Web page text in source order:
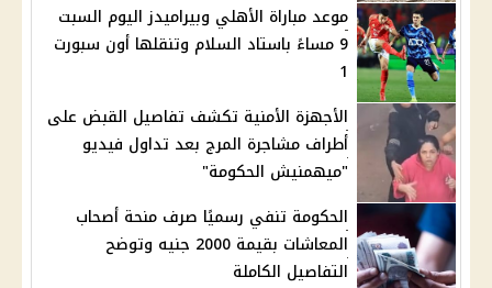
موعد مباراة الأهلي وبيراميدز اليوم السبت
9 مساءً باستاد السلام وتنقلها أون سبورت
1
الأجهزة الأمنية تكشف تفاصيل القبض على
أطراف مشاجرة المرج بعد تداول فيديو
"ميهمنيش الحكومة"
الحكومة تنفي رسميًا صرف منحة أصحاب
المعاشات بقيمة 2000 جنيه وتوضح
التفاصيل الكاملة